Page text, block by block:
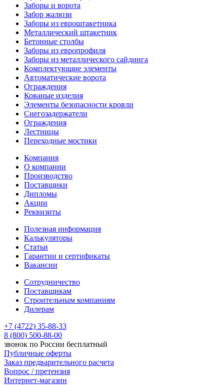
Заборы и ворота
Забор жалюзи
Заборы из евроштакетника
Металлический штакетник
Бетонные столбы
Заборы из европрофиля
Заборы из металлического сайдинга
Комплектующие элементы
Автоматические ворота
Ограждения
Кованые изделия
Элементы безопасности кровли
Снегозадержатели
Ограждения
Лестницы
Переходные мостики
Компания
О компании
Производство
Поставщики
Дипломы
Акции
Реквизиты
Полезная информация
Калькуляторы
Статьи
Гарантии и сертификаты
Вакансии
Сотрудничество
Поставщикам
Строительным компаниям
Дилерам
+7 (4722) 35-88-33
8 (800) 500-88-00
звонок по России бесплатный
Публичные оферты
Заказ предварительного расчета
Вопрос / претензия
Интернет-магазин